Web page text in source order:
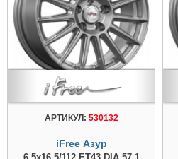
АРТИКУЛ: 530132
iFree Азур